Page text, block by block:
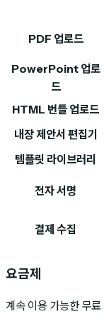
PDF 업로드
PowerPoint 업로
드
HTML 번들 업로드
내장 제안서 편집기
템플릿 라이브러리
전자 서명
결제 수집
요금제
계속 이용 가능한 무료